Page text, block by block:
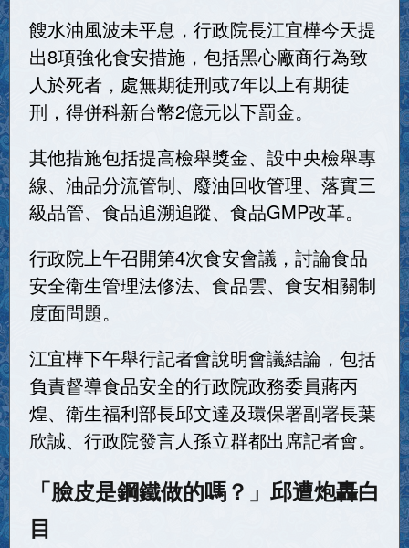
餿水油風波未平息，行政院長江宜樺今天提
出8項強化食安措施，包括黑心廠商行為致
人於死者，處無期徒刑或7年以上有期徒
刑，得併科新台幣2億元以下罰金。
其他措施包括提高檢舉獎金、設中央檢舉專
線、油品分流管制、廢油回收管理、落實三
級品管、食品追溯追蹤、食品GMP改革。
行政院上午召開第4次食安會議，討論食品
安全衛生管理法修法、食品雲、食安相關制
度面問題。
江宜樺下午舉行記者會說明會議結論，包括
負責督導食品安全的行政院政務委員蔣丙
煌、衛生福利部長邱文達及環保署副署長葉
欣誠、行政院發言人孫立群都出席記者會。
「臉皮是鋼鐵做的嗎？」邱遭炮轟白
目